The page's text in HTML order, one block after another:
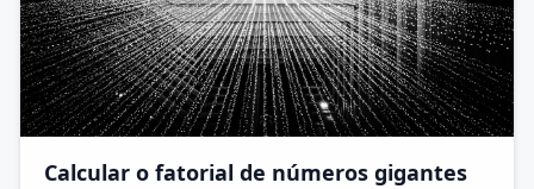
Calcular o fatorial de números gigantes